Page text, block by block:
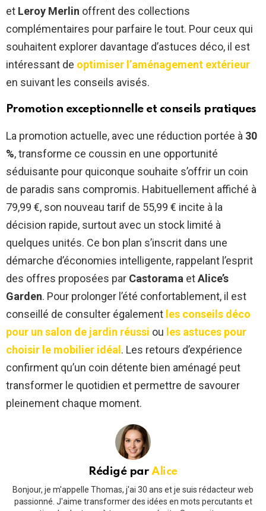
et Leroy Merlin offrent des collections
complémentaires pour parfaire le tout. Pour ceux qui
souhaitent explorer davantage d’astuces déco, il est
intéressant de optimiser l’aménagement extérieur
en suivant les conseils avisés.
Promotion exceptionnelle et conseils pratiques
La promotion actuelle, avec une réduction portée à 30
%, transforme ce coussin en une opportunité
séduisante pour quiconque souhaite s’offrir un coin
de paradis sans compromis. Habituellement affiché à
79,99 €, son nouveau tarif de 55,99 € incite à la
décision rapide, surtout avec un stock limité à
quelques unités. Ce bon plan s’inscrit dans une
démarche d’économies intelligente, rappelant l’esprit
des offres proposées par Castorama etAlice’s
Garden. Pour prolonger l’été confortablement, il est
conseillé de consulter également les conseils déco
pour un salon de jardin réussi ou les astuces pour
choisir le mobilier idéal. Les retours d’expérience
confirment qu’un coin détente bien aménagé peut
transformer le quotidien et permettre de savourer
pleinement chaque moment.
Rédigé parAlice
Bonjour, je m'appelle Thomas, j'ai 30 ans et je suis rédacteur web
passionné. J'aime transformer des idées en mots percutants et